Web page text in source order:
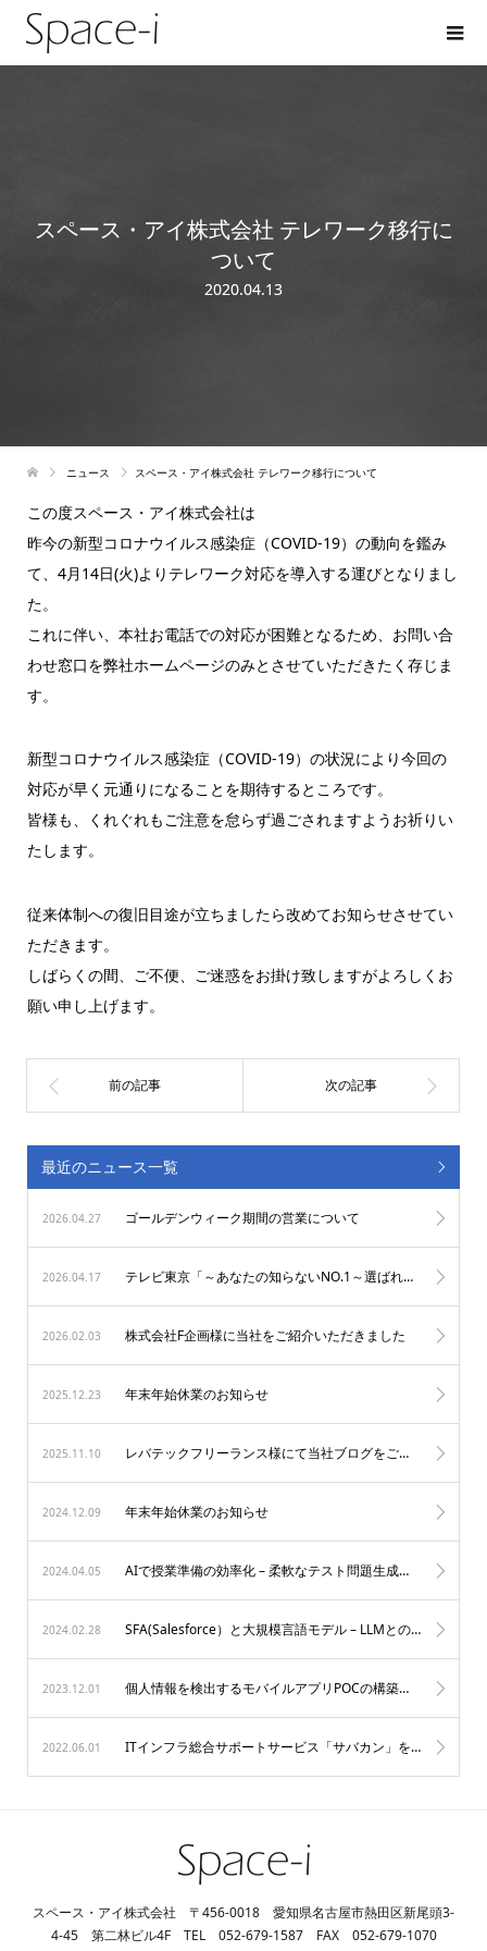
スペース・アイ株式会社 テレワーク移行に
ついて
2020.04.13
ニュース スペース・アイ株式会社 テレワーク移行について
この度スペース・アイ株式会社は
昨今の新型コロナウイルス感染症（COVID-19）の動向を鑑み
て、4月14日(火)よりテレワーク対応を導入する運びとなりまし
た。
これに伴い、本社お電話での対応が困難となるため、お問い合
わせ窓口を弊社ホームページのみとさせていただきたく存じま
す。
新型コロナウイルス感染症（COVID-19）の状況により今回の
対応が早く元通りになることを期待するところです。
皆様も、くれぐれもご注意を怠らず過ごされますようお祈りい
たします。
従来体制への復旧目途が立ちましたら改めてお知らせさせてい
ただきます。
しばらくの間、ご不便、ご迷惑をお掛け致しますがよろしくお
願い申し上げます。
最近のニュース一覧
2026.04.27 ゴールデンウィーク期間の営業について
2026.04.17 テレビ東京「～あなたの知らないNO.1～選ばれし頂点サマ」へ制作協力させて頂きました
2026.02.03 株式会社F企画様に当社をご紹介いただきました
2025.12.23 年末年始休業のお知らせ
2025.11.10 レバテックフリーランス様にて当社ブログをご紹介いただきました！
2024.12.09 年末年始休業のお知らせ
2024.04.05 AIで授業準備の効率化 – 柔軟なテスト問題生成プロトタイプ
2024.02.28 SFA(Salesforce）と大規模言語モデル – LLMとの連携
2023.12.01 個人情報を検出するモバイルアプリPOCの構築を致しました
2022.06.01 ITインフラ総合サポートサービス「サバカン」をリリースしました。
スペース・アイ株式会社 〒456-0018 愛知県名古屋市熱田区新尾頭3-
4-45 第二林ビル4F TEL 052-679-1587 FAX 052-679-1070